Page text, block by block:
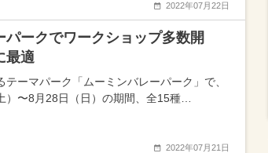
2022年07月22日
パークでワークショップ多数開
最適
テーマパーク「ムーミンバレーパーク」で、
）〜8月28日（日）の期間、全15種…
2022年07月21日